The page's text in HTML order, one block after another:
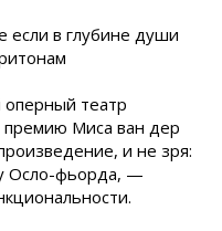
если в глубине души
театр
премию Миса ван дер
и не зря:
Осло-фьорда, —